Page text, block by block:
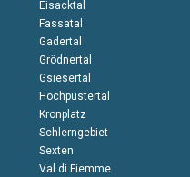
Eisacktal
Fassatal
Gadertal
Grödnertal
Gsiesertal
Hochpustertal
Kronplatz
Schlerngebiet
Sexten
Val di Fiemme